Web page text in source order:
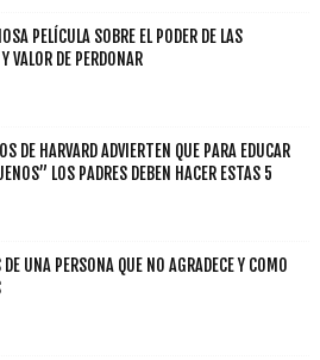
PELÍCULA SOBRE EL PODER DE LAS
VALOR DE PERDONAR
DE HARVARD ADVIERTEN QUE PARA EDUCAR
LOS PADRES DEBEN HACER ESTAS 5
DE UNA PERSONA QUE NO AGRADECE Y COMO